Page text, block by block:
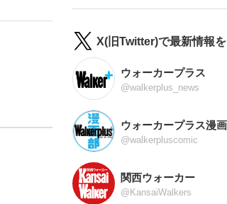
X(旧Twitter)で最新情報
ウォーカープラス
@walkerplus_news
ウォーカープラス漫
@walkerpluscomic
関西ウォーカー
@KansaiWalkers